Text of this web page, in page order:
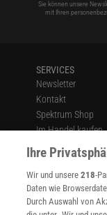
Sie können unsere
mit Ihren
SERVICES
Newsletter
Kontakt
Spektrum Shop
Im Handel kaufen
Presse
Verträge kündigen
Widerruf
INFO
Ihre
Wir und unsere218-
Daten wie
Durch Auswahl von